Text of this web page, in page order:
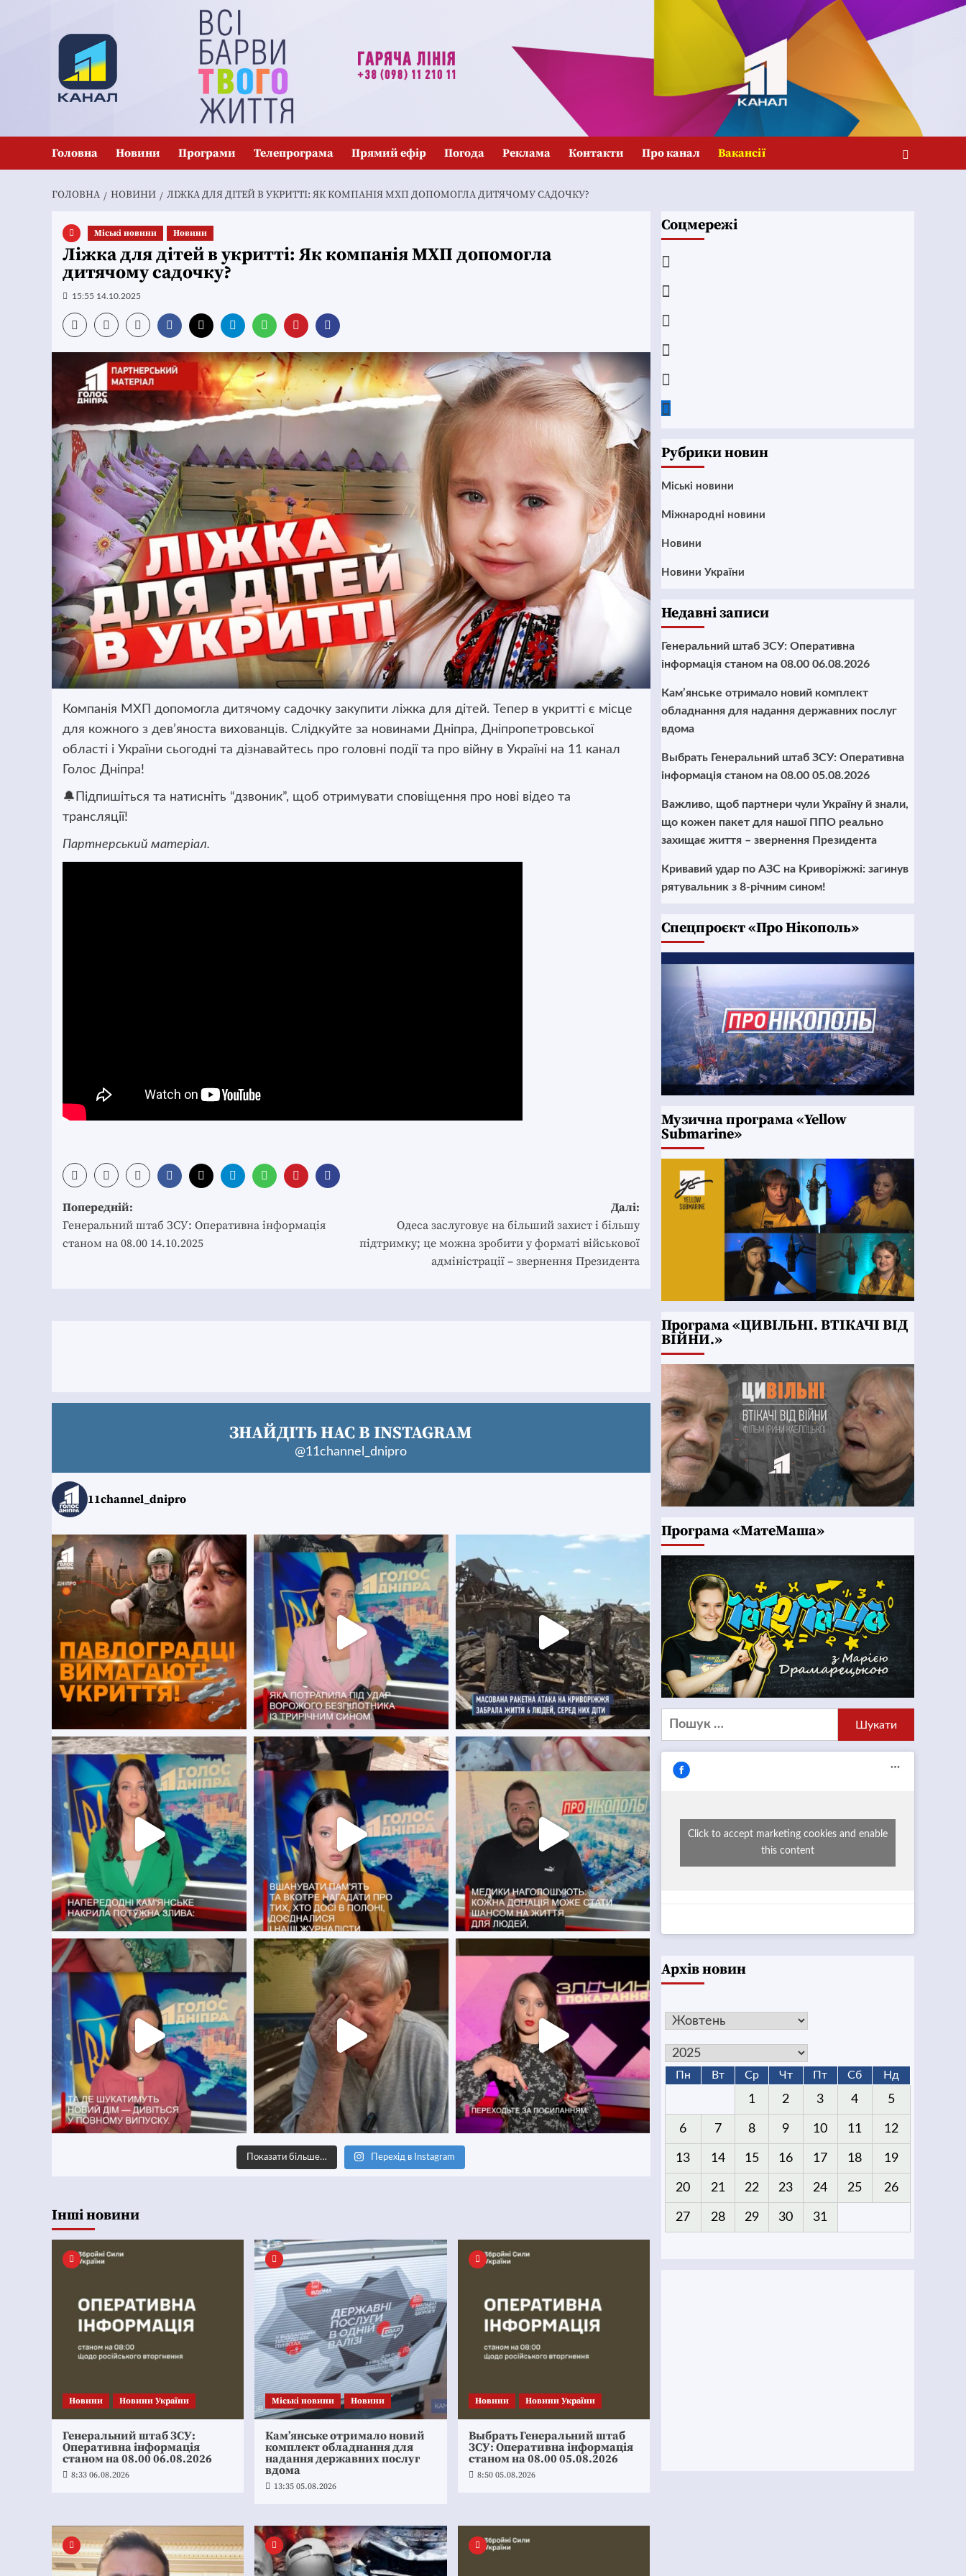
Головна Новини Програми Телепрограма Прямий ефір Погода Реклама Контакти Про канал Вакансії
ГОЛОВНА НОВИНИ ЛІЖКА ДЛЯ ДІТЕЙ В УКРИТТІ: ЯК КОМПАНІЯ МХП ДОПОМОГЛА ДИТЯЧОМУ САДОЧКУ?
Mіські новини Новини
Ліжка для дітей в укритті: Як компанія МХП допомогла
дитячому садочку?
15:55 14.10.2025
Компанія МХП допомогла дитячому садочку закупити ліжка для дітей. Тепер в укритті є місце
для кожного з дев’яноста вихованців. Слідкуйте за новинами Дніпра, Дніпропетровської
області і України сьогодні та дізнавайтесь про головні події та про війну в Україні на 11 канал
Голос Дніпра!
🔔Підпишіться та натисніть “дзвоник”, щоб отримувати сповіщення про нові відео та
трансляції!
Партнерський матеріал.
Post
navigation
Попередній:
Генеральний штаб ЗСУ: Оперативна інформація
станом на 08.00 14.10.2025
Далі:
Одеса заслуговує на більший захист і більшу
підтримку; це можна зробити у форматі військової
адміністрації – звернення Президента
ЗНАЙДІТЬ НАС В INSTAGRAM
@11channel_dnipro
11channel_dnipro
Показати більше… Перехід в Instagram
Інші новини
Новини Новини України
Генеральний штаб ЗСУ:
Оперативна інформація
станом на 08.00 06.08.2026
8:33 06.08.2026
Mіські новини Новини
Кам’янське отримало новий
комплект обладнання для
надання державних послуг
вдома
13:35 05.08.2026
Новини Новини України
Выбрать Генеральний штаб
ЗСУ: Оперативна інформація
станом на 08.00 05.08.2026
8:50 05.08.2026
Соцмережі
Рубрики новин
Mіські новини
Міжнародні новини
Новини
Новини України
Недавні записи
Генеральний штаб ЗСУ: Оперативна
інформація станом на 08.00 06.08.2026
Кам’янське отримало новий комплект
обладнання для надання державних послуг
вдома
Выбрать Генеральний штаб ЗСУ: Оперативна
інформація станом на 08.00 05.08.2026
Важливо, щоб партнери чули Україну й знали,
що кожен пакет для нашої ППО реально
захищає життя – звернення Президента
Кривавий удар по АЗС на Криворіжжі: загинув
рятувальник з 8-річним сином!
Cпецпроєкт «Про Нікополь»
Музична програма «Yellow
Submarine»
Програма «ЦИВІЛЬНІ. ВТІКАЧІ ВІД
ВІЙНИ.»
Програма «МатеМаша»
Пошук:
Click to accept marketing cookies and enable
this content
Архів новин
Пн Вт Ср Чт Пт Сб Нд
1 2 3 4 5
6 7 8 9 10 11 12
13 14 15 16 17 18 19
20 21 22 23 24 25 26
27 28 29 30 31